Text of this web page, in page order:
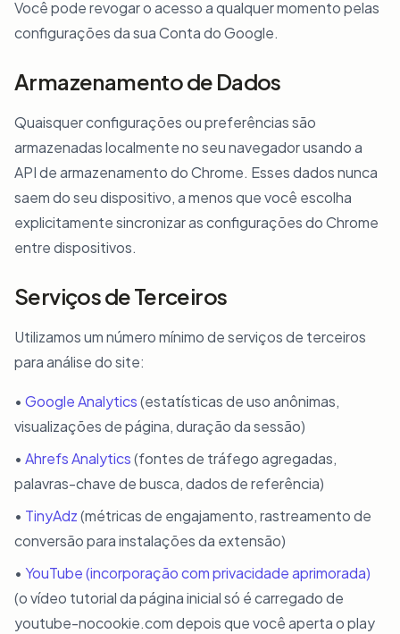
Você pode revogar o acesso a qualquer momento pelas
configurações da sua Conta do Google.
Armazenamento de Dados
Quaisquer configurações ou preferências são
armazenadas localmente no seu navegador usando a
API de armazenamento do Chrome. Esses dados nunca
saem do seu dispositivo, a menos que você escolha
explicitamente sincronizar as configurações do Chrome
entre dispositivos.
Serviços de Terceiros
Utilizamos um número mínimo de serviços de terceiros
para análise do site:
• Google Analytics(estatísticas de uso anônimas,
visualizações de página, duração da sessão)
• Ahrefs Analytics(fontes de tráfego agregadas,
palavras-chave de busca, dados de referência)
• TinyAdz(métricas de engajamento, rastreamento de
conversão para instalações da extensão)
• YouTube (incorporação com privacidade aprimorada)
(o vídeo tutorial da página inicial só é carregado de
youtube-nocookie.com depois que você aperta o play